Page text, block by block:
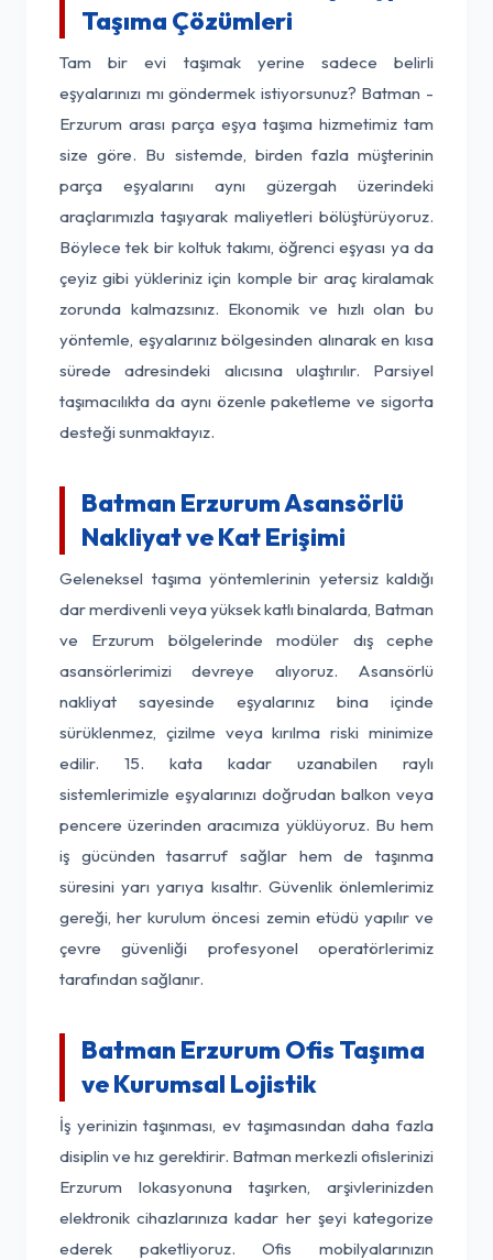
Taşıma Çözümleri
Tam bir evi taşımak yerine sadece belirli
eşyalarınızı mı göndermek istiyorsunuz? Batman -
Erzurum arası parça eşya taşıma hizmetimiz tam
size göre. Bu sistemde, birden fazla müşterinin
parça eşyalarını aynı güzergah üzerindeki
araçlarımızla taşıyarak maliyetleri bölüştürüyoruz.
Böylece tek bir koltuk takımı, öğrenci eşyası ya da
çeyiz gibi yükleriniz için komple bir araç kiralamak
zorunda kalmazsınız. Ekonomik ve hızlı olan bu
yöntemle, eşyalarınız bölgesinden alınarak en kısa
sürede adresindeki alıcısına ulaştırılır. Parsiyel
taşımacılıkta da aynı özenle paketleme ve sigorta
desteği sunmaktayız.
Batman Erzurum Asansörlü
Nakliyat ve Kat Erişimi
Geleneksel taşıma yöntemlerinin yetersiz kaldığı
dar merdivenli veya yüksek katlı binalarda, Batman
ve Erzurum bölgelerinde modüler dış cephe
asansörlerimizi devreye alıyoruz. Asansörlü
nakliyat sayesinde eşyalarınız bina içinde
sürüklenmez, çizilme veya kırılma riski minimize
edilir. 15. kata kadar uzanabilen raylı
sistemlerimizle eşyalarınızı doğrudan balkon veya
pencere üzerinden aracımıza yüklüyoruz. Bu hem
iş gücünden tasarruf sağlar hem de taşınma
süresini yarı yarıya kısaltır. Güvenlik önlemlerimiz
gereği, her kurulum öncesi zemin etüdü yapılır ve
çevre güvenliği profesyonel operatörlerimiz
tarafından sağlanır.
Batman Erzurum Ofis Taşıma
ve Kurumsal Lojistik
İş yerinizin taşınması, ev taşımasından daha fazla
disiplin ve hız gerektirir. Batman merkezli ofislerinizi
Erzurum lokasyonuna taşırken, arşivlerinizden
elektronik cihazlarınıza kadar her şeyi kategorize
ederek paketliyoruz. Ofis mobilyalarınızın